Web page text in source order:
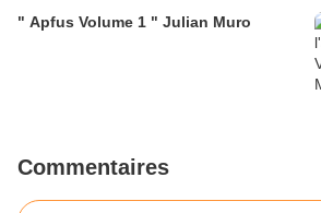
" Apfus Volume 1 " Julian Muro
Commentaires